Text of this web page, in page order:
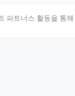
파트너스 활동을 통